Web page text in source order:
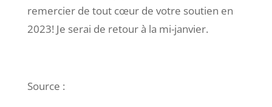
remercier de tout cœur de votre soutien en
2023! Je serai de retour à la mi-janvier.
Source :